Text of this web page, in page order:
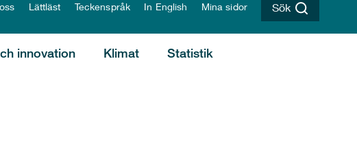
Lättläst Teckenspråk In English Mina sidor Sök
innovation Klimat Statistik